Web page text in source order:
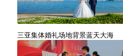
三亚集体婚礼场地背景蓝天大海